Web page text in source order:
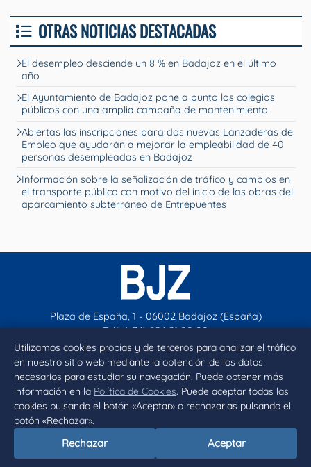
Utilizamos cookies propias y de terceros para analizar el tráfico
en nuestro sitio web mediante la obtención de los datos
necesarios para estudiar su navegación. Puede obtener más
información en la Política de Cookies. Puede aceptar todas las
cookies pulsando el botón «Aceptar» o rechazarlas pulsando el
botón «Rechazar».
Rechazar Aceptar
OTRAS NOTICIAS DESTACADAS
El desempleo desciende un 8 % en Badajoz en el último
año
El Ayuntamiento de Badajoz pone a punto los colegios
públicos con una amplia campaña de mantenimiento
Abiertas las inscripciones para dos nuevas Lanzaderas de
Empleo que ayudarán a mejorar la empleabilidad de 40
personas desempleadas en Badajoz
Información sobre la señalización de tráfico y cambios en
el transporte público con motivo del inicio de las obras del
aparcamiento subterráneo de Entrepuentes
Plaza de España, 1 - 06002 Badajoz (España)
Telf. (+34) 924 21 00 00
contacto@aytobadajoz.es
Facebook
X Instagram
YouTube
Inicio Aviso legal
Declaración de accesibilidad